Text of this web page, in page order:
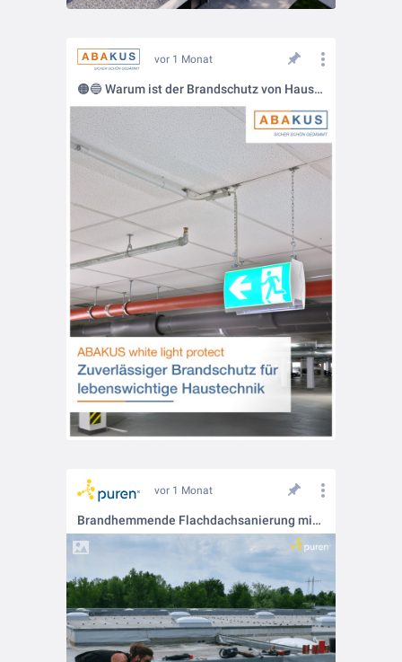
vor 1 Monat
🟠🔵 Warum ist der Brandschutz von Haustechnik so wichtig?
vor 1 Monat
Brandhemmende Flachdachsanierung mit Blick in die Zukunft